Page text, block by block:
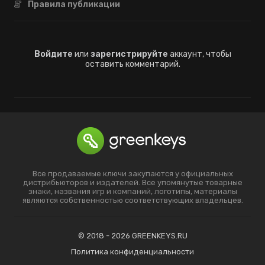
Правила публикации
Войдите или зарегистрируйте аккаунт, чтобы
оставить комментарий.
Все продаваемые ключи закупаются у официальных
дистрибьюторов и издателей. Все упомянутые товарные
знаки, названия игр и компаний, логотипы, материалы
являются собственностью соответствующих владельцев.
© 2018 - 2026 GREENKEYS.RU
Политика конфиденциальности